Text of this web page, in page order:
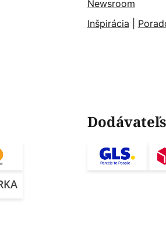
Newsroom
Inšpirácia